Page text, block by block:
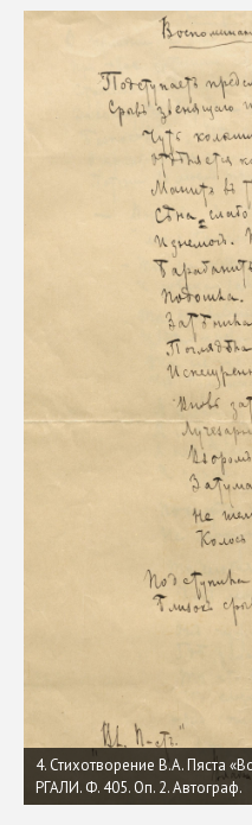
4. Стихотворение В.А. Пяста
РГАЛИ. Ф. 405. Оп. 2. Автограф.